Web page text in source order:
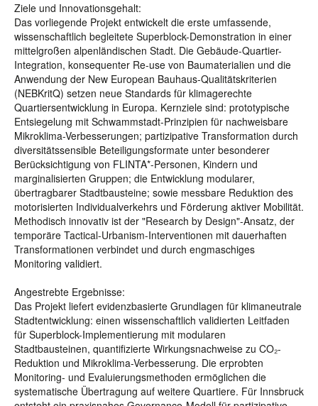
Ziele und Innovationsgehalt:
Das vorliegende Projekt entwickelt die erste umfassende,
wissenschaftlich begleitete Superblock-Demonstration in einer
mittelgroßen alpenländischen Stadt. Die Gebäude-Quartier-
Integration, konsequenter Re-use von Baumaterialien und die
Anwendung der New European Bauhaus-Qualitätskriterien
(NEBKritQ) setzen neue Standards für klimagerechte
Quartiersentwicklung in Europa. Kernziele sind: prototypische
Entsiegelung mit Schwammstadt-Prinzipien für nachweisbare
Mikroklima-Verbesserungen; partizipative Transformation durch
diversitätssensible Beteiligungsformate unter besonderer
Berücksichtigung von FLINTA*-Personen, Kindern und
marginalisierten Gruppen; die Entwicklung modularer,
übertragbarer Stadtbausteine; sowie messbare Reduktion des
motorisierten Individualverkehrs und Förderung aktiver Mobilität.
Methodisch innovativ ist der "Research by Design"-Ansatz, der
temporäre Tactical-Urbanism-Interventionen mit dauerhaften
Transformationen verbindet und durch engmaschiges
Monitoring validiert.
Angestrebte Ergebnisse:
Das Projekt liefert evidenzbasierte Grundlagen für klimaneutrale
Stadtentwicklung: einen wissenschaftlich validierten Leitfaden
für Superblock-Implementierung mit modularen
Stadtbausteinen, quantifizierte Wirkungsnachweise zu CO₂-
Reduktion und Mikroklima-Verbesserung. Die erprobten
Monitoring- und Evaluierungsmethoden ermöglichen die
systematische Übertragung auf weitere Quartiere. Für Innsbruck